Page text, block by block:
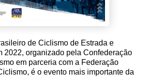
de Ciclismo de Estrada e
2022, organizado pela Confederação
em parceria com a Federação
é o evento mais importante da